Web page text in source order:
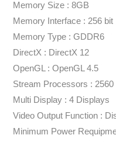
Memory Size : 8GB
Memory Interface : 256 bit
Memory Type : GDDR6
DirectX : DirectX 12
OpenGL : OpenGL 4.5
Stream Processors : 2560
Multi Display : 4 Displays
Video Output Function :
Minimum Power